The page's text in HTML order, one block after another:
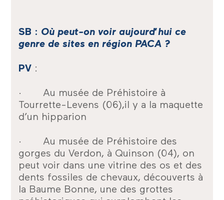
SB : Où peut-on voir aujourd’hui ce
genre de sites en région PACA ?
PV :
· Au musée de Préhistoire à
Tourrette-Levens (06),il y a la maquette
d’un hipparion
· Au musée de Préhistoire des
gorges du Verdon, à Quinson (04), on
peut voir dans une vitrine des os et des
dents fossiles de chevaux, découverts à
la Baume Bonne, une des grottes